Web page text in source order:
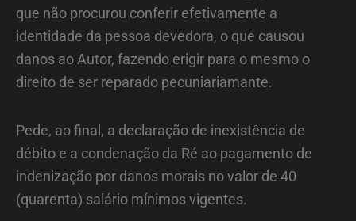
que não procurou conferir efetivamente a
identidade da pessoa devedora, o que causou
danos ao Autor, fazendo erigir para o mesmo o
direito de ser reparado pecuniariamante.
Pede, ao final, a declaração de inexistência de
débito e a condenação da Ré ao pagamento de
indenização por danos morais no valor de 40
(quarenta) salário mínimos vigentes.